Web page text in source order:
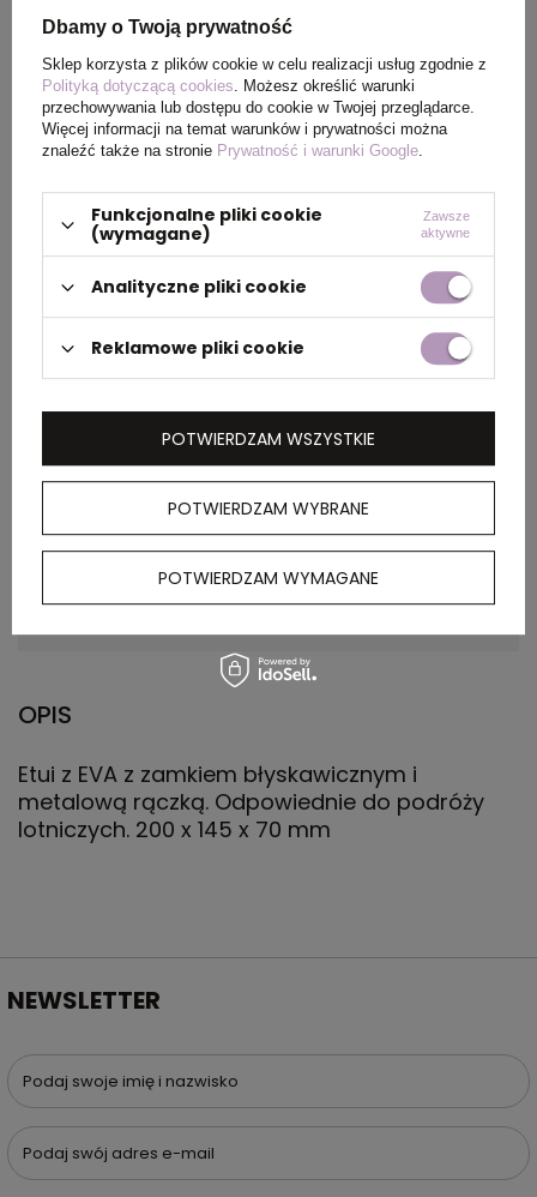
Wymiary
produktu
200 x 145 x 70 mm
PAKOWANIE
kartonu
zewnętrznego
(m)
0.44x0.45x0.50
Ilość szt. w
wewnętrznym
200
Waga
zewnętrznego
15.000
OPIS
Etui z EVA z zamkiem błyskawicznym i
metalową rączką. Odpowiednie do podróży
lotniczych. 200 x 145 x 70 mm
NEWSLETTER
Podaj swoje imię i nazwisko
Podaj swój adres e-mail
Dbamy o Twoją prywatność
Sklep korzysta z plików cookie w celu realizacji usług zgodnie z
Polityką dotyczącą cookies. Możesz określić warunki
przechowywania lub dostępu do cookie w Twojej przeglądarce.
Więcej informacji na temat warunków i prywatności można
znaleźć także na stronie Prywatność i warunki Google.
Funkcjonalne pliki cookie
(wymagane)
Zawsze
aktywne
Analityczne pliki cookie
Reklamowe pliki cookie
POTWIERDZAM WYBRANE
POTWIERDZAM WYMAGANE
POTWIERDZAM WSZYSTKIE